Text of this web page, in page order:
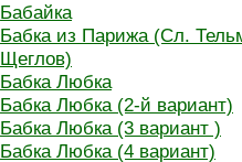
Бабайка
Бабка из Парижа (Сл.
Щеглов)
Бабка Любка
Бабка Любка (2-й вариант)
Бабка Любка (3 вариант )
Бабка Любка (4 вариант)